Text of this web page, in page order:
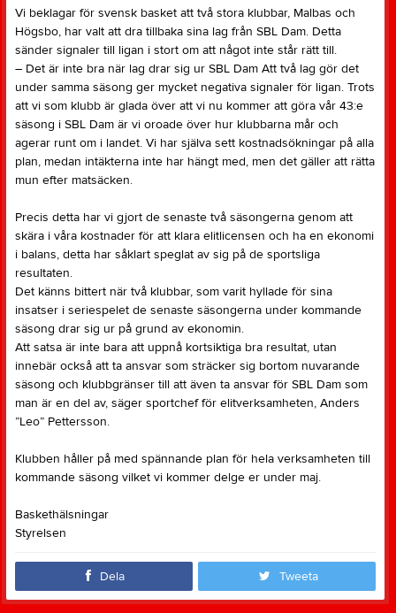
Vi beklagar för svensk basket att två stora klubbar, Malbas och
Högsbo, har valt att dra tillbaka sina lag från SBL Dam. Detta
sänder signaler till ligan i stort om att något inte står rätt till.
– Det är inte bra när lag drar sig ur SBL Dam Att två lag gör det
under samma säsong ger mycket negativa signaler för ligan. Trots
att vi som klubb är glada över att vi nu kommer att göra vår 43:e
säsong i SBL Dam är vi oroade över hur klubbarna mår och
agerar runt om i landet. Vi har själva sett kostnadsökningar på alla
plan, medan intäkterna inte har hängt med, men det gäller att rätta
mun efter matsäcken.
Precis detta har vi gjort de senaste två säsongerna genom att
skära i våra kostnader för att klara elitlicensen och ha en ekonomi
i balans, detta har såklart speglat av sig på de sportsliga
resultaten.
Det känns bittert när två klubbar, som varit hyllade för sina
insatser i seriespelet de senaste säsongerna under kommande
säsong drar sig ur på grund av ekonomin.
Att satsa är inte bara att uppnå kortsiktiga bra resultat, utan
innebär också att ta ansvar som sträcker sig bortom nuvarande
säsong och klubbgränser till att även ta ansvar för SBL Dam som
man är en del av, säger sportchef för elitverksamheten, Anders
”Leo” Pettersson.
Klubben håller på med spännande plan för hela verksamheten till
kommande säsong vilket vi kommer delge er under maj.
Baskethälsningar
Styrelsen
Dela Tweeta